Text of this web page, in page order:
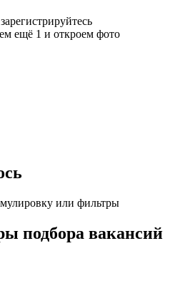
ещё 1 и откроем фото
или фильтры
подбора вакансий